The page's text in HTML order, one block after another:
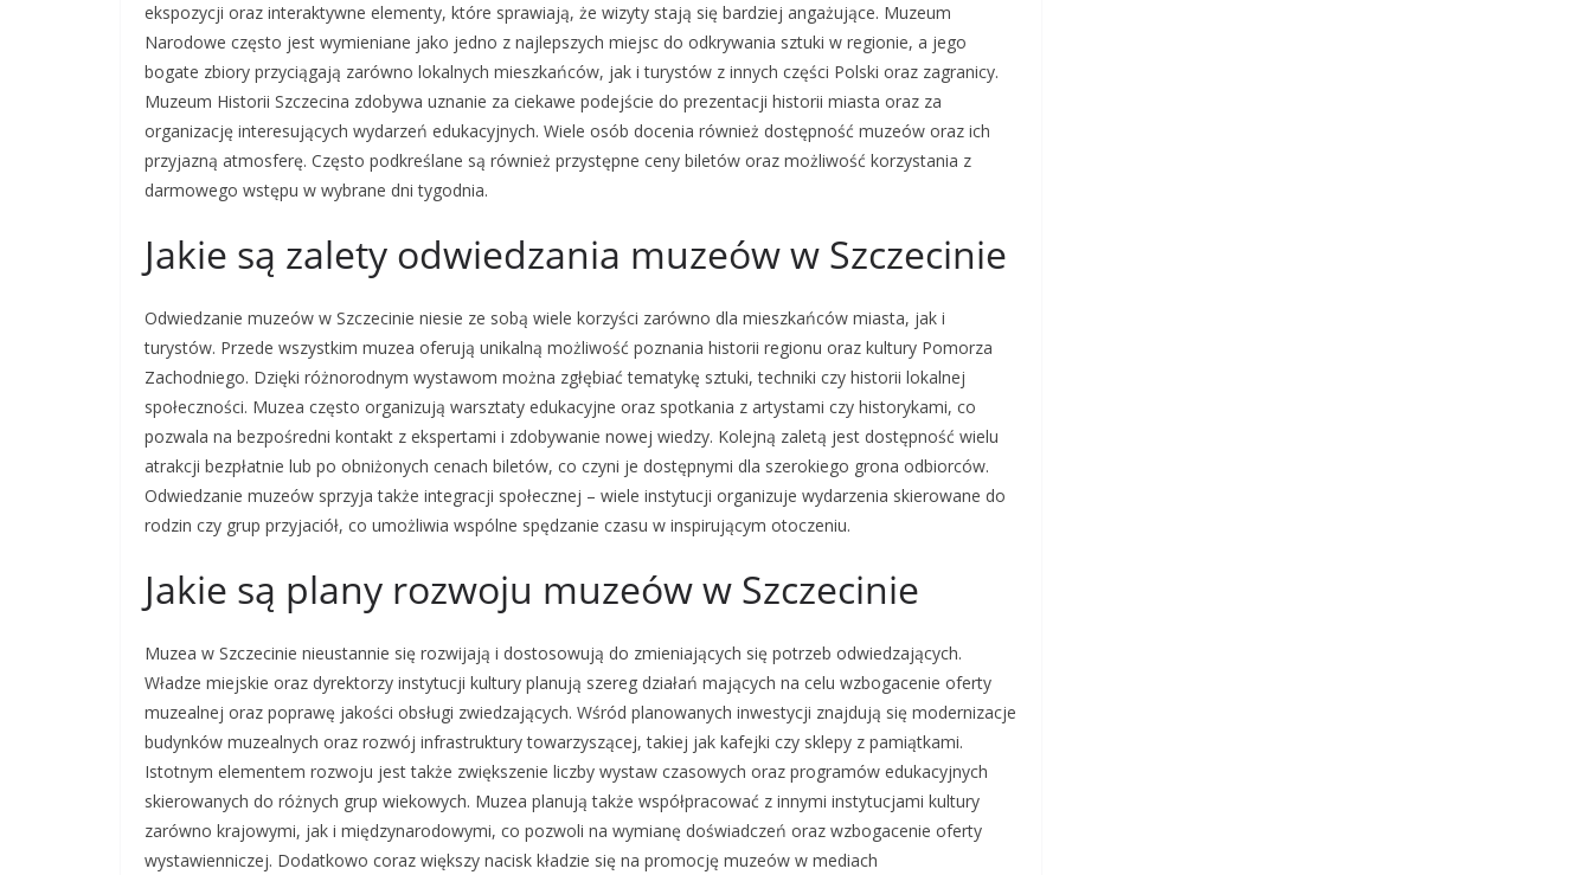
ekspozycji oraz interaktywne elementy, które sprawiają, że wizyty stają się bardziej angażujące. Muzeum
Narodowe często jest wymieniane jako jedno z najlepszych miejsc do odkrywania sztuki w regionie, a jego
bogate zbiory przyciągają zarówno lokalnych mieszkańców, jak i turystów z innych części Polski oraz zagranicy.
Muzeum Historii Szczecina zdobywa uznanie za ciekawe podejście do prezentacji historii miasta oraz za
organizację interesujących wydarzeń edukacyjnych. Wiele osób docenia również dostępność muzeów oraz ich
przyjazną atmosferę. Często podkreślane są również przystępne ceny biletów oraz możliwość korzystania z
darmowego wstępu w wybrane dni tygodnia.
Jakie są zalety odwiedzania muzeów w Szczecinie
Odwiedzanie muzeów w Szczecinie niesie ze sobą wiele korzyści zarówno dla mieszkańców miasta, jak i
turystów. Przede wszystkim muzea oferują unikalną możliwość poznania historii regionu oraz kultury Pomorza
Zachodniego. Dzięki różnorodnym wystawom można zgłębiać tematykę sztuki, techniki czy historii lokalnej
społeczności. Muzea często organizują warsztaty edukacyjne oraz spotkania z artystami czy historykami, co
pozwala na bezpośredni kontakt z ekspertami i zdobywanie nowej wiedzy. Kolejną zaletą jest dostępność wielu
atrakcji bezpłatnie lub po obniżonych cenach biletów, co czyni je dostępnymi dla szerokiego grona odbiorców.
Odwiedzanie muzeów sprzyja także integracji społecznej – wiele instytucji organizuje wydarzenia skierowane do
rodzin czy grup przyjaciół, co umożliwia wspólne spędzanie czasu w inspirującym otoczeniu.
Jakie są plany rozwoju muzeów w Szczecinie
Muzea w Szczecinie nieustannie się rozwijają i dostosowują do zmieniających się potrzeb odwiedzających.
Władze miejskie oraz dyrektorzy instytucji kultury planują szereg działań mających na celu wzbogacenie oferty
muzealnej oraz poprawę jakości obsługi zwiedzających. Wśród planowanych inwestycji znajdują się modernizacje
budynków muzealnych oraz rozwój infrastruktury towarzyszącej, takiej jak kafejki czy sklepy z pamiątkami.
Istotnym elementem rozwoju jest także zwiększenie liczby wystaw czasowych oraz programów edukacyjnych
skierowanych do różnych grup wiekowych. Muzea planują także współpracować z innymi instytucjami kultury
zarówno krajowymi, jak i międzynarodowymi, co pozwoli na wymianę doświadczeń oraz wzbogacenie oferty
wystawienniczej. Dodatkowo coraz większy nacisk kładzie się na promocję muzeów w mediach